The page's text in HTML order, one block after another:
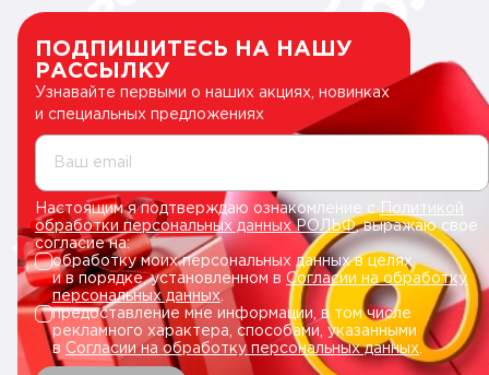
ПОДПИШИТЕСЬ НА НАШУ
РАССЫЛКУ
Узнавайте первыми о наших акциях, новинках
и специальных предложениях
Ваш email
Настоящим я подтверждаю ознакомление сПолитикой
обработки персональных данных РОЛЬФ, выражаю свое
согласие на:
обработку моих персональных данных в целях
и в порядке, установленном в Согласии на обработку
персональных данных.
предоставление мне информации, в том числе
рекламного характера, способами, указанными
в Согласии на обработку персональных данных